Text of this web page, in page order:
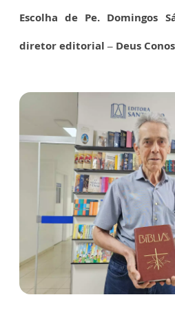
Escolha de Pe. Domingos
diretor editorial – Deus